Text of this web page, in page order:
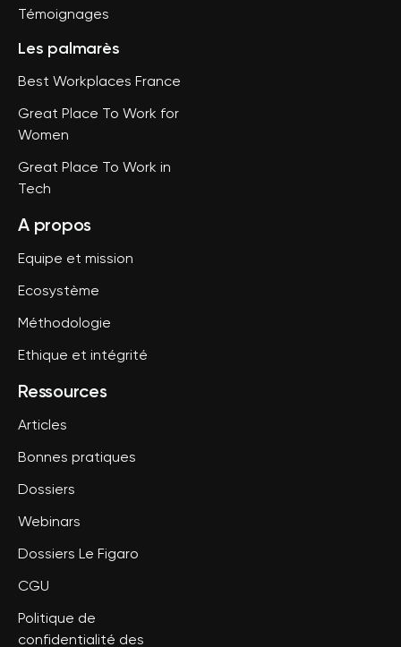
Témoignages
Les palmarès
Best Workplaces France
Great Place To Work for
Women
Great Place To Work in
Tech
A propos
Equipe et mission
Ecosystème
Méthodologie
Ethique et intégrité
Ressources
Articles
Bonnes pratiques
Dossiers
Webinars
Dossiers Le Figaro
CGU
Politique de
confidentialité des